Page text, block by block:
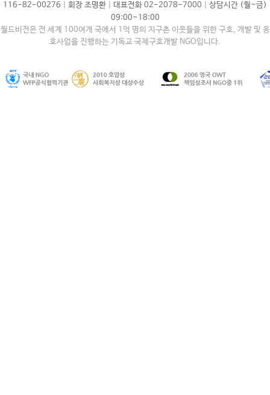
116-82-00276
회장 조명환 대표전화 02-2078-7000
상담시간 (월~금)
09:00~18:00
월드비전은 전 세계 100여개 국에서 1억 명의 지구촌 이웃들을 위한 구호, 개발 및 옹
호사업을 진행하는 기독교 국제구호개발 NGO입니다.